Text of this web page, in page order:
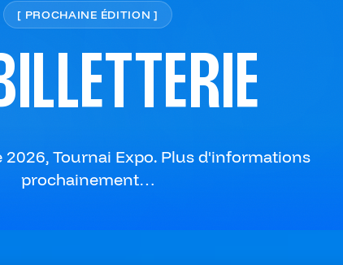
[ PROCHAINE ÉDITION ]
Tournai Expo. Plus d'informations
prochainement…